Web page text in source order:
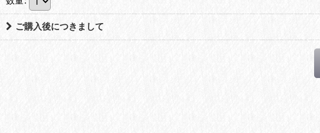
ご購入後につきまして